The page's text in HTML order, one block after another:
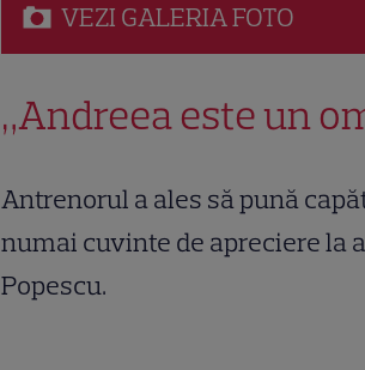
VEZI GALERIAFOTO
„Andreea este un
Antrenorul a ales să pună
numai cuvinte de apreciere la
Popescu.